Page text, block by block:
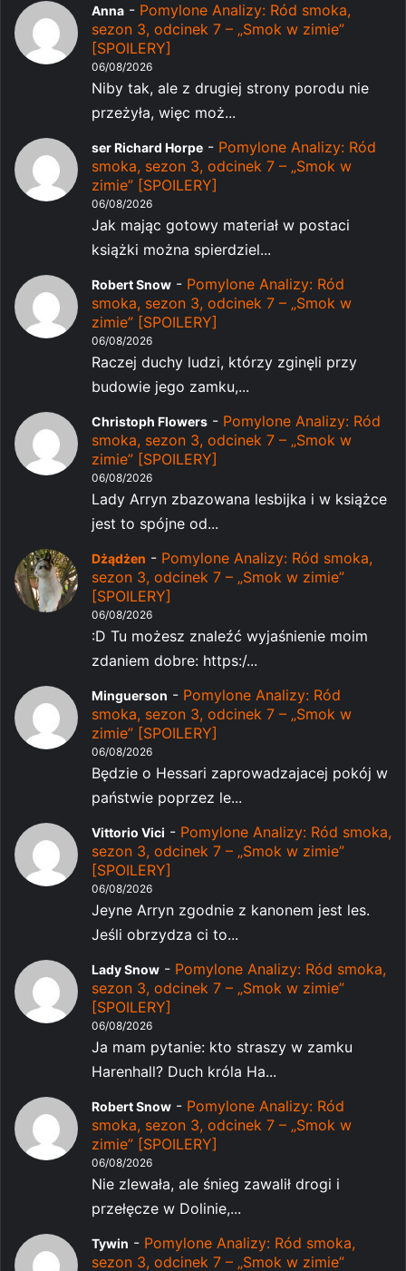
Anna - Pomylone Analizy: Ród smoka,
sezon 3, odcinek 7 – „Smok w zimie”
[SPOILERY]
06/08/2026
Niby tak, ale z drugiej strony porodu nie
przeżyła, więc moż...
ser Richard Horpe - Pomylone Analizy: Ród
smoka, sezon 3, odcinek 7 – „Smok w
zimie” [SPOILERY]
06/08/2026
Jak mając gotowy materiał w postaci
książki można spierdziel...
Robert Snow - Pomylone Analizy: Ród
smoka, sezon 3, odcinek 7 – „Smok w
zimie” [SPOILERY]
06/08/2026
Raczej duchy ludzi, którzy zginęli przy
budowie jego zamku,...
Christoph Flowers - Pomylone Analizy: Ród
smoka, sezon 3, odcinek 7 – „Smok w
zimie” [SPOILERY]
06/08/2026
Lady Arryn zbazowana lesbijka i w książce
jest to spójne od...
Dżądżen - Pomylone Analizy: Ród smoka,
sezon 3, odcinek 7 – „Smok w zimie”
[SPOILERY]
06/08/2026
:D Tu możesz znaleźć wyjaśnienie moim
zdaniem dobre: https:/...
Minguerson - Pomylone Analizy: Ród
smoka, sezon 3, odcinek 7 – „Smok w
zimie” [SPOILERY]
06/08/2026
Będzie o Hessari zaprowadzajacej pokój w
państwie poprzez le...
Vittorio Vici - Pomylone Analizy: Ród smoka,
sezon 3, odcinek 7 – „Smok w zimie”
[SPOILERY]
06/08/2026
Jeyne Arryn zgodnie z kanonem jest les.
Jeśli obrzydza ci to...
Lady Snow - Pomylone Analizy: Ród smoka,
sezon 3, odcinek 7 – „Smok w zimie”
[SPOILERY]
06/08/2026
Ja mam pytanie: kto straszy w zamku
Harenhall? Duch króla Ha...
Robert Snow - Pomylone Analizy: Ród
smoka, sezon 3, odcinek 7 – „Smok w
zimie” [SPOILERY]
06/08/2026
Nie zlewała, ale śnieg zawalił drogi i
przełęcze w Dolinie,...
Tywin - Pomylone Analizy: Ród smoka,
sezon 3, odcinek 7 – „Smok w zimie”